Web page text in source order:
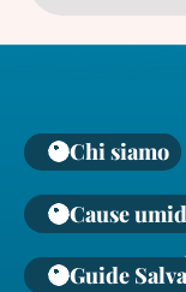
Chi siamo
Cause
Guide